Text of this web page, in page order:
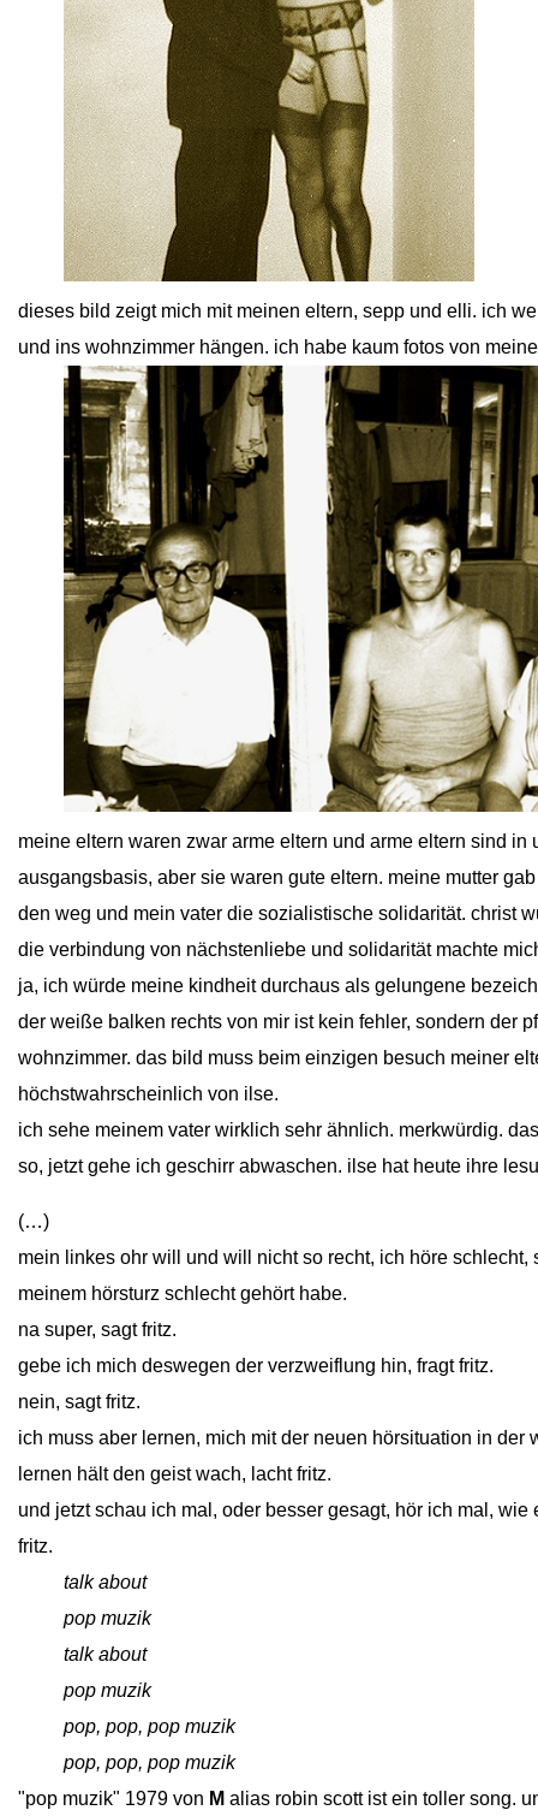
dieses bild zeigt mich mit meinen eltern, sepp und elli. ich
und ins wohnzimmer hängen. ich habe kaum fotos von
meine eltern waren zwar arme eltern und arme eltern sind in
ausgangsbasis, aber sie waren gute eltern. meine mutter
den weg und mein vater die sozialistische solidarität. christ
die verbindung von nächstenliebe und solidarität machte
ja, ich würde meine kindheit durchaus als gelungene
der weiße balken rechts von mir ist kein fehler, sondern der
wohnzimmer. das bild muss beim einzigen besuch meiner
höchstwahrscheinlich von ilse.
ich sehe meinem vater wirklich sehr ähnlich. merkwürdig.
so, jetzt gehe ich geschirr abwaschen. ilse hat heute ihre
(…)
mein linkes ohr will und will nicht so recht, ich höre
meinem hörsturz schlecht gehört habe.
na super, sagt fritz.
gebe ich mich deswegen der verzweiflung hin, fragt fritz.
nein, sagt fritz.
ich muss aber lernen, mich mit der neuen hörsituation in der
lernen hält den geist wach, lacht fritz.
und jetzt schau ich mal, oder besser gesagt, hör ich mal,
fritz.
talk about
pop muzik
talk about
pop muzik
pop, pop, pop muzik
pop, pop, pop muzik
"pop muzik" 1979 von M alias robin scott ist ein toller song.